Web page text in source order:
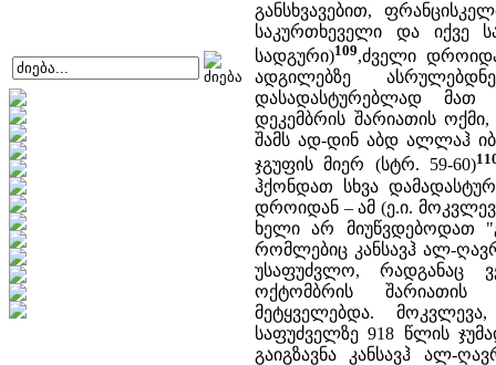
განსხვავებით,
საკურთხეველი და იქვე
სადგური)109,ძველი
ადგილებზე
დასადასტურებლად
დეკემბრის შარიათის
შამს ად-დინ აბდ ალლაჰ
ჯგუფის მიერ (სტრ. 59-60)
ჰქონდათ სხვა
დროიდან – ამ (ე.ი.
ხელი არ მიუწვდებოდათ
რომლებიც კანსავჰ ალ-
უსაფუძვლო, რადგანაც
ოქტომბრის
მეტყველებდა.
საფუძველზე 918 წლის
გაიგზავნა კანსავჰ ალ-